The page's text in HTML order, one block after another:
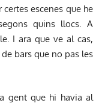
escenes que he
quins llocs. A
I ara que ve al cas,
bars que no pas les
gent que hi havia al